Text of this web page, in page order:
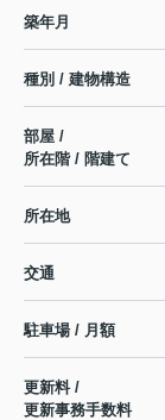
築年月
種別 / 建物構造
部屋 /
所在階 / 階建て
所在地
交通
駐車場 / 月額
更新料 /
更新事務手数料